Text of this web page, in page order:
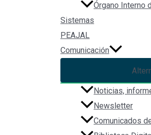
Órgano Interno
Sistemas
PEAJAL
Comunicación
Noticias,
Newsletter
Comunicados